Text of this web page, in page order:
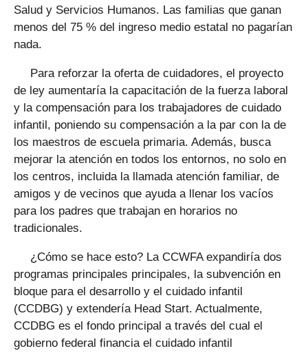
Salud y Servicios Humanos. Las familias que ganan
menos del 75 % del ingreso medio estatal no pagarían
nada.
Para reforzar la oferta de cuidadores, el proyecto
de ley aumentaría la capacitación de la fuerza laboral
y la compensación para los trabajadores de cuidado
infantil, poniendo su compensación a la par con la de
los maestros de escuela primaria. Además, busca
mejorar la atención en todos los entornos, no solo en
los centros, incluida la llamada atención familiar, de
amigos y de vecinos que ayuda a llenar los vacíos
para los padres que trabajan en horarios no
tradicionales.
¿Cómo se hace esto? La CCWFA expandiría dos
programas principales principales, la subvención en
bloque para el desarrollo y el cuidado infantil
(CCDBG) y extendería Head Start. Actualmente,
CCDBG es el fondo principal a través del cual el
gobierno federal financia el cuidado infantil